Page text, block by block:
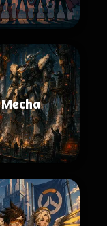
Mecha